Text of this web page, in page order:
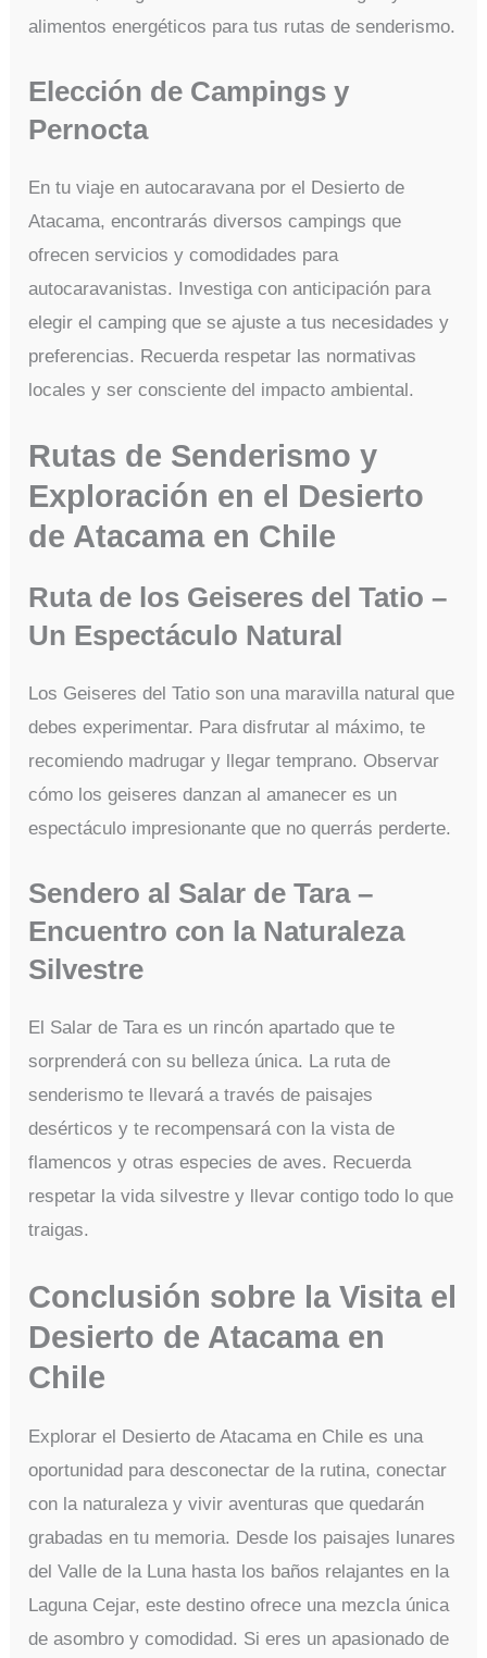
alimentos energéticos para tus rutas de senderismo.
Elección de Campings y
Pernocta
En tu viaje en autocaravana por el Desierto de
Atacama, encontrarás diversos campings que
ofrecen servicios y comodidades para
autocaravanistas. Investiga con anticipación para
elegir el camping que se ajuste a tus necesidades y
preferencias. Recuerda respetar las normativas
locales y ser consciente del impacto ambiental.
Rutas de Senderismo y
Exploración en el Desierto
de Atacama en Chile
Ruta de los Geiseres del Tatio –
Un Espectáculo Natural
Los Geiseres del Tatio son una maravilla natural que
debes experimentar. Para disfrutar al máximo, te
recomiendo madrugar y llegar temprano. Observar
cómo los geiseres danzan al amanecer es un
espectáculo impresionante que no querrás perderte.
Sendero al Salar de Tara –
Encuentro con la Naturaleza
Silvestre
El Salar de Tara es un rincón apartado que te
sorprenderá con su belleza única. La ruta de
senderismo te llevará a través de paisajes
desérticos y te recompensará con la vista de
flamencos y otras especies de aves. Recuerda
respetar la vida silvestre y llevar contigo todo lo que
traigas.
Conclusión sobre la Visita el
Desierto de Atacama en
Chile
Explorar el Desierto de Atacama en Chile es una
oportunidad para desconectar de la rutina, conectar
con la naturaleza y vivir aventuras que quedarán
grabadas en tu memoria. Desde los paisajes lunares
del Valle de la Luna hasta los baños relajantes en la
Laguna Cejar, este destino ofrece una mezcla única
de asombro y comodidad. Si eres un apasionado de